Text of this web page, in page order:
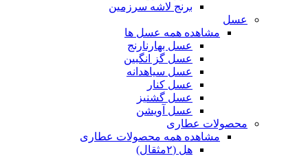
برنج لاشه سرزمین
عسل
مشاهده همه عسل ها
عسل بهارنارنج
عسل گز انگبین
عسل سیاهدانه
عسل کنار
عسل گشنیز
عسل آویشن
محصولات عطاری
مشاهده همه محصولات عطاری
هل (۲مثقال)